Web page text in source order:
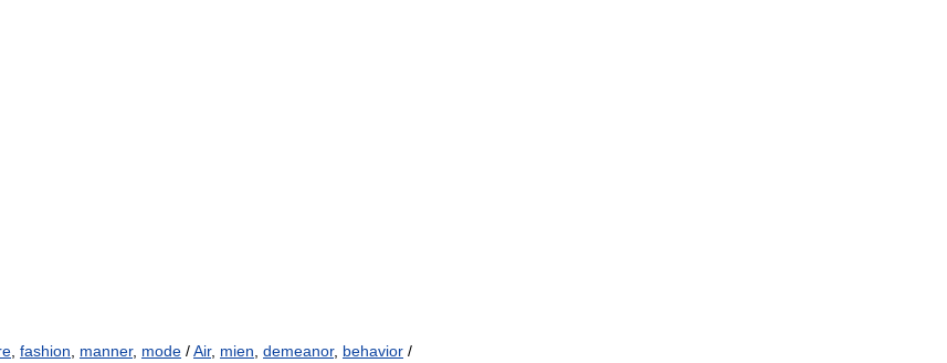
fashion manner, mode /Air, mien demeanor, behavior /